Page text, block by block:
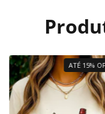
ATÉ 15%